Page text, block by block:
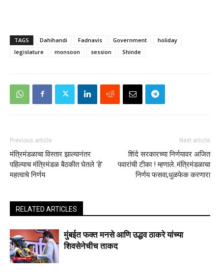
TAGS Dahihandi Fadnavis Government
holiday
legislature
monsoon session Shinde
Previous article
मंत्रिमंडळाचा विस्तार झाल्यानंतर
पहिल्याच मंत्रिमंडळ बैठकीत घेतले ‘हे’
महत्वाचे निर्णय
Next article
शिंदे सरकारच्या निर्णयावर अजित
पवारांची टीका ! म्हणाले..मंत्रिमंडळाचा
निर्णय फसवा,धुळफेक करणारा
RELATED ARTICLES
मुंबईत फक्त मनसे आणि उद्धव ठाकरे यांच्या
शिवसेनेचीच ताकद